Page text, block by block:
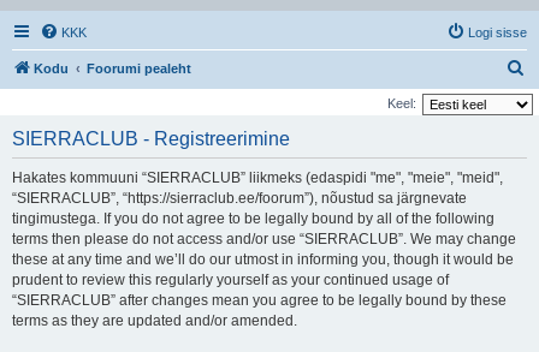
KKK Logi sisse
Kodu Foorumi pealeht
t
Keel:
SIERRACLUB - Registreerimine
Hakates kommuuni “SIERRACLUB” liikmeks (edaspidi "me", "meie", "meid",
“SIERRACLUB”, “https://sierraclub.ee/foorum”), nõustud sa järgnevate
tingimustega. If you do not agree to be legally bound by all of the following
terms then please do not access and/or use “SIERRACLUB”. We may change
these at any time and we’ll do our utmost in informing you, though it would be
prudent to review this regularly yourself as your continued usage of
“SIERRACLUB” after changes mean you agree to be legally bound by these
terms as they are updated and/or amended.